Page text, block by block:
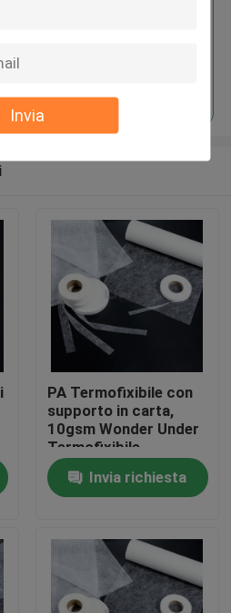
Invia
PA Termofixibile con
supporto in carta,
10gsm Wonder Under
Termofixibile
Invia richiesta